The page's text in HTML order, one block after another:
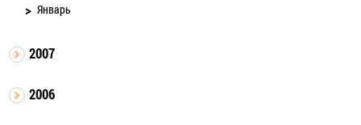
Январь
2007
2006